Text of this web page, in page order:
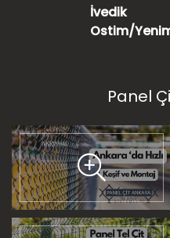
İvedik
Ostim/
Panel